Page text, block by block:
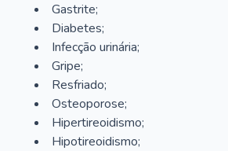
Gastrite;
Diabetes;
Infecção urinária;
Gripe;
Resfriado;
Osteoporose;
Hipertireoidismo;
Hipotireoidismo;